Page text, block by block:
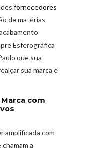
fornecedores
de matérias
Esferográfica
que sua
sua marca e
com
amplificada com
a